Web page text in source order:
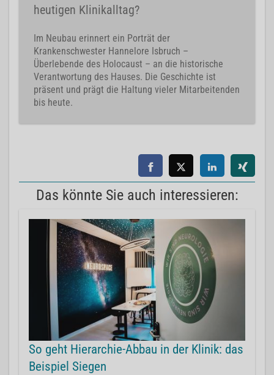
heutigen Klinikalltag?
Im Neubau erinnert ein Porträt der
Krankenschwester Hannelore Isbruch –
Überlebende des Holocaust – an die historische
Verantwortung des Hauses. Die Geschichte ist
präsent und prägt die Haltung vieler Mitarbeitenden
bis heute.
Das könnte Sie auch interessieren:
So geht Hierarchie-Abbau in der Klinik: das
Beispiel Siegen